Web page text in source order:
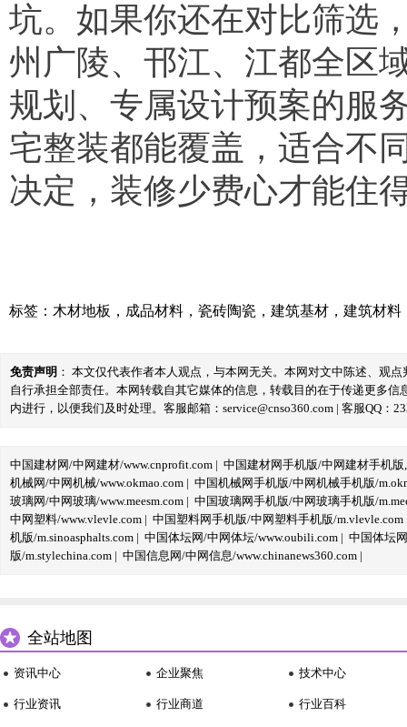
坑。如果你还在对比筛选
州广陵、邗江、江都全区
规划、专属设计预案的服
宅整装都能覆盖，适合不
决定，装修少费心才能住
标签： 木材地板 ， 成品材料 ， 瓷砖陶瓷 ， 建筑基材 ， 建筑材料
免责声明 ： 本文仅代表作者本人观点，与本网无关。本网对文中陈述、观
自行承担全部责任。本网转载自其它媒体的信息，转载目的在于传递更多
内进行，以便我们及时处理。客服邮箱：service@cnso360.com | 客服QQ：
中国建材网/中网建材/www.cnprofit.com | 中国建材网手机版/中网建材手机版
机械网/中网机械/www.okmao.com | 中国机械网手机版/中网机械手机版/
玻璃网/中网玻璃/www.meesm.com | 中国玻璃网手机版/中网玻璃手机版/
中网塑料/www.vlevle.com | 中国塑料网手机版/中网塑料手机版/m.vlevle.com
机版/m.sinoasphalts.com | 中国体坛网/中网体坛/www.oubili.com | 中国体坛
版/m.stylechina.com | 中国信息网/中网信息/www.chinanews360.com |
全站地图
资讯中心
行业资讯
企业聚焦
行业商道
技术中心
行业百科